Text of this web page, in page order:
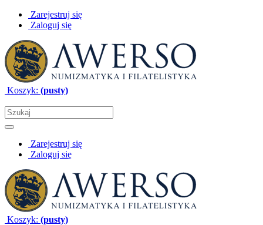
Zarejestruj się
Zaloguj się
Koszyk: (pusty)
Zarejestruj się
Zaloguj się
Koszyk: (pusty)